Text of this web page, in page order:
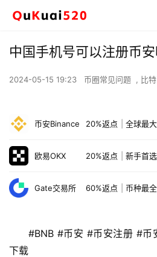
中国手机号可以注册币安
2024-05-15 19:23 币圈常见问题 , 比
币安Binance 20%返点 全球最大
欧易OKX 20%返点 新手首选
Gate交易所 60%返点 币种最全
#BNB #币安 #币安注册 #币
下载